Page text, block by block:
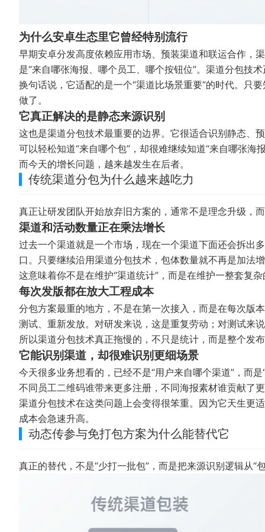
为什么安卓生态里它曾经特别流行
早期安卓分发高度依赖应用市场、预装渠道和联运合作，
是“来自哪张海报、哪个员工、哪个按钮位”。渠道分包技
换句话说，它适配的是一个“渠道比场景重要”的时代。只
做了。
它真正解决的是静态来源识别
这也是渠道分包技术最重要的边界。它很适合识别静态、
可以轻松知道“来自哪个包”，却很难继续知道“来自哪张海
而今天的增长问题，越来越发生在后者。
传统渠道分包为什么越来越吃力
真正让研发团队开始放弃旧方案的，通常不是理念升级，
渠道和活动数量正在乘法增长
过去一个渠道就是一个市场，现在一个渠道下面还会拆出
口。只要继续沿用渠道分包技术，包体数量就不再是加法
这意味着你不是在维护“渠道统计”，而是在维护一整套复
每次发版都在放大工程成本
分包方案最重的地方，不是在第一次接入，而是在每次版
测试、重新发放。对研发来说，这是重复劳动；对测试来
所以渠道分包技术真正拖慢的，不只是统计，而是整个发
它能识别渠道，却很难识别更细场景
今天很多业务想看的，已经不是“用户来自哪个渠道”，而
不同员工二维码谁带来更多注册，不同海报素材谁贡献了
渠道分包技术在这类问题上会变得很笨重。因为它天生更
成本会急速升高。
动态传参与免打包方案为什么能替代它
真正的替代，不是“少打一批包”，而是把来源识别逻辑从“